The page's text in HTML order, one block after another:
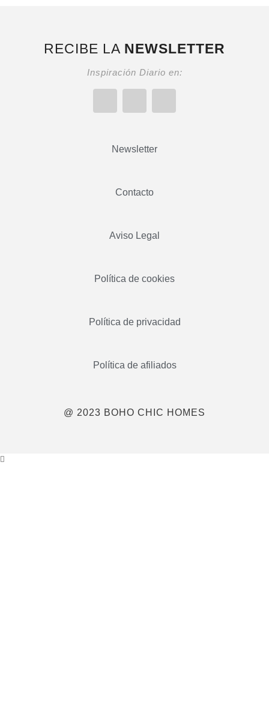
RECIBE LA NEWSLETTER
Inspiración Diario en:
Newsletter
Contacto
Aviso Legal
Política de cookies
Política de privacidad
Política de afiliados
@ 2023 BOHO CHIC HOMES